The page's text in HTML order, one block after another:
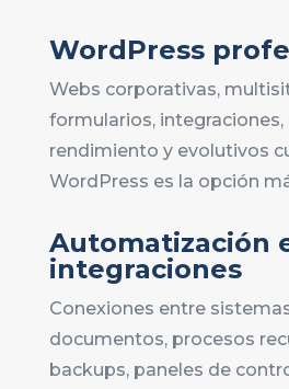
WordPress
Webs corporativas,
formularios,
rendimiento y evolutivos
WordPress es la opción
Automatización
integraciones
Conexiones entre
documentos, procesos
backups, paneles de